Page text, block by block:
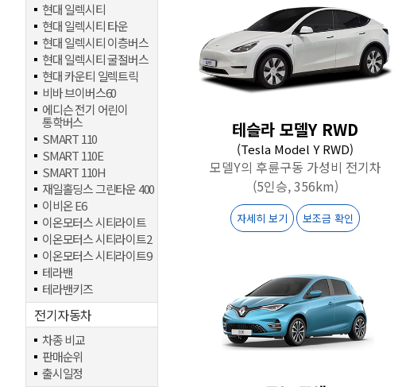
현대 일렉시티
현대 일렉시티 타운
현대 일렉시티 이층버스
현대 일렉시티 굴절버스
현대 카운티 일렉트릭
비바 브이버스60
에디슨 전기 어린이
통학버스
SMART 110
SMART 110E
SMART 110H
재일홀딩스 그린타운 400
이비온 E6
이온모터스 시티라이트
이온모터스 시티라이트2
이온모터스 시티라이트9
테라밴
테라밴키즈
전기자동차
차종 비교
판매순위
출시일정
테슬라 모델Y RWD
(Tesla Model Y RWD)
모델Y의 후륜구동 가성비 전기차
(5인승, 356km)
자세히 보기 보조금 확인